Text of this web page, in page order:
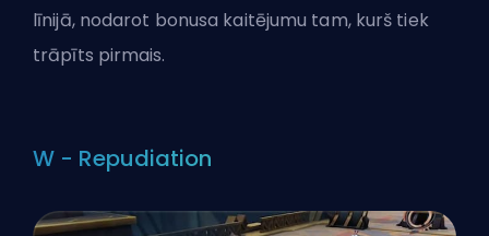
līnijā, nodarot bonusa kaitējumu tam, kurš tiek
trāpīts pirmais.
W - Repudiation